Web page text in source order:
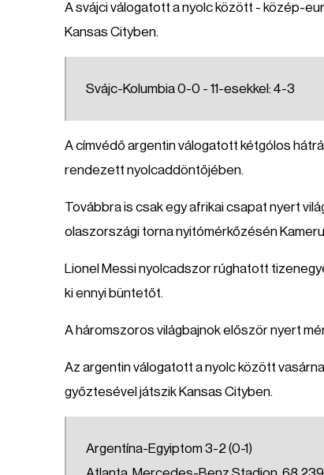
A svájci válogatott a nyolc között - közép-
Kansas Cityben.
Svájc-Kolumbia 0-0 - 11-esekkel: 4-3
A címvédő argentin válogatott kétgólos
rendezett nyolcaddöntőjében.
Továbbra is csak egy afrikai csapat nyert
olaszországi torna nyitómérkőzésén
Lionel Messi nyolcadszor rúghatott
ki ennyi büntetőt.
A háromszoros világbajnok először nyert
Az argentin válogatott a nyolc között
győztesével játszik Kansas Cityben.
Argentína-Egyiptom 3-2 (0-1)